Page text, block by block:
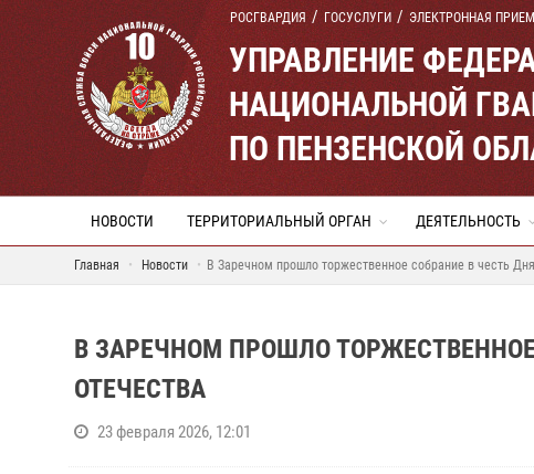
РОСГВАРДИЯ ГОСУСЛУГИ ЭЛЕКТРОННАЯ
УПРАВЛЕНИЕ
НАЦИОНАЛЬНОЙ
ПО ПЕНЗЕНСКОЙ
НОВОСТИ ТЕРРИТОРИАЛЬНЫЙ ОРГАН ДЕЯТЕЛЬНОСТЬ
Главная Новости В Заречном прошло торжественное собрание в честь
В ЗАРЕЧНОМ ПРОШЛО
ОТЕЧЕСТВА
23 февраля 2026, 12:01